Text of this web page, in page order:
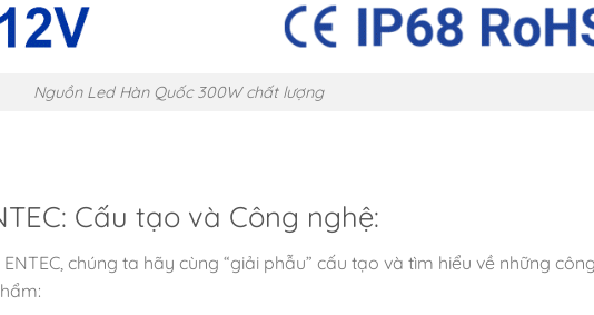
Nguồn Led Hàn Quốc 300W chất lượng
Cấu tạo và Công nghệ:
chúng ta hãy cùng “giải phẫu” cấu tạo và tìm hiểu về những